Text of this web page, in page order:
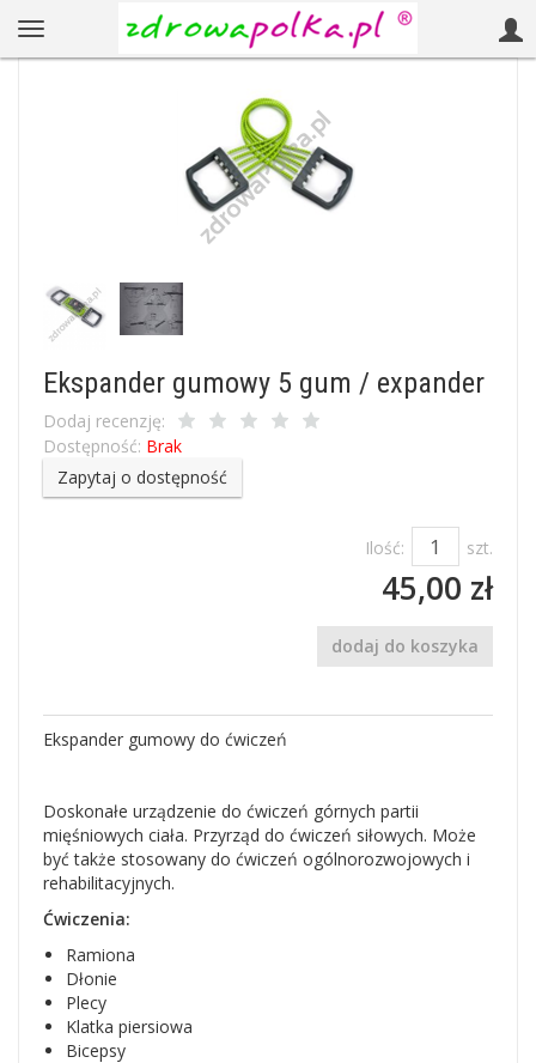
Ekspander gumowy 5 gum / expander
Dodaj recenzję:
Dostępność: Brak
Zapytaj o dostępność
Ilość: szt.
45,00 zł
dodaj do koszyka
Ekspander gumowy do ćwiczeń
Doskonałe urządzenie do ćwiczeń górnych partii
mięśniowych ciała. Przyrząd do ćwiczeń siłowych. Może
być także stosowany do ćwiczeń ogólnorozwojowych i
rehabilitacyjnych.
Ćwiczenia:
Ramiona
Dłonie
Plecy
Klatka piersiowa
Bicepsy